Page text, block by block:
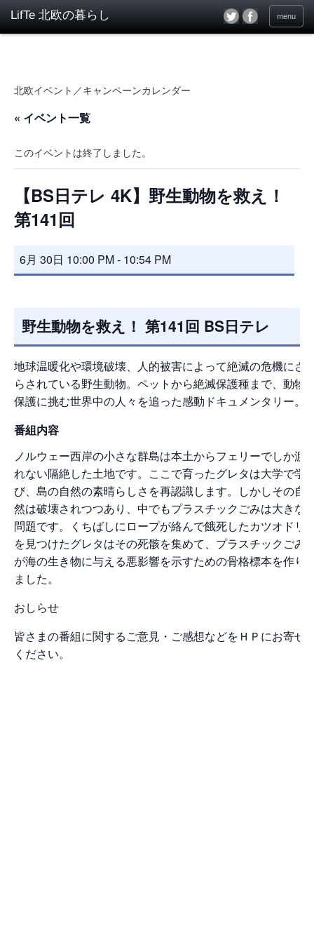
menu
北欧イベント／キャンペーンカレンダー
« イベント一覧
このイベントは終了しました。
【BS日テレ 4K】野生動物を救え！
第141回
6月 30日 10:00 PM- 10:54 PM
野生動物を救え！ 第141回 BS日テレ
地球温暖化や環境破壊、人的被害によって絶滅の危機にさ
らされている野生動物。ペットから絶滅保護種まで、動物
保護に挑む世界中の人々を追った感動ドキュメンタリー。
番組内容
ノルウェー西岸の小さな群島は本土からフェリーでしか渡
れない隔絶した土地です。ここで育ったグレタは大学で学
び、島の自然の素晴らしさを再認識します。しかしその自
然は破壊されつつあり、中でもプラスチックごみは大きな
問題です。くちばしにロープが絡んで餓死したカツオドリ
を見つけたグレタはその死骸を集めて、プラスチックごみ
が海の生き物に与える悪影響を示すための骨格標本を作り
ました。
おしらせ
皆さまの番組に関するご意見・ご感想などをＨＰにお寄せ
ください。